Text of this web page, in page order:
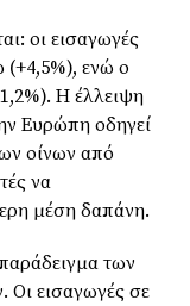
οι εισαγωγές
(+4,5%), ενώ ο
Η έλλειψη
Ευρώπη οδηγεί
οίνων από
να
μέση δαπάνη.
των
εισαγωγές σε